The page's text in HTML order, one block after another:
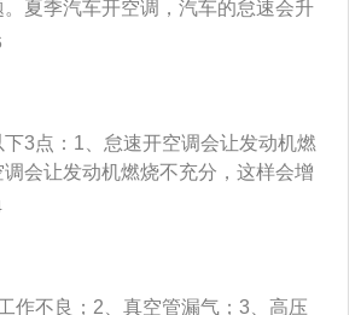
汽缸功率难以平衡，使发动机出现
夏季汽车开空调，汽车的怠速会升
，无论是怠速升高还是不升高，对
应的增大，同时油耗也会增加，需
开空调，其实这样做不仅不会快速
机。2、怠速开空调对汽车的影响
影响人的身体健康，其实原地长时
内部积碳，在怠速的状态下使用空
体健康造成损伤。
3点：1、怠速开空调会让发动机燃
会让发动机燃烧不充分，这样会增
，在车内还可能会出现一氧化碳中
地停车不踩油门）时，燃油和空气
一氧化碳的废气；3、一氧化碳会
作不良；2、真空管漏气；3、高压